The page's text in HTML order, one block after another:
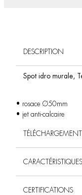
DESCRIPTION
Spot idro murale,
• rosace Ø50mm
• jet anti-calcaire
TÉLÉCHARGEMENT
CARACTÉRISTIQUES
CERTIFICATIONS